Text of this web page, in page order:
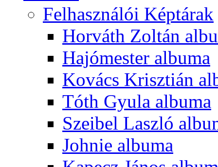
Felhasználói Képtárak
Horváth Zoltán
Hajómester albuma
Kovács Krisztián
Tóth Gyula albuma
Szeibel Laszló
Johnie albuma